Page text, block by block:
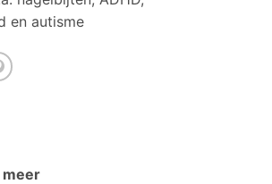
en autisme
meer